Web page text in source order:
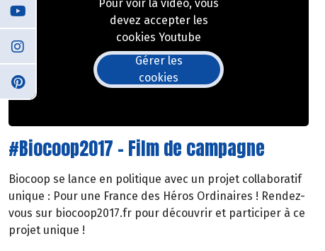
Pour voir la vidéo, vous
devez accepter les
cookies Youtube
Gérer les
cookies
#Biocoop2017 - Film de campagne
Biocoop se lance en politique avec un projet collaboratif
unique : Pour une France des Héros Ordinaires ! Rendez-
vous sur biocoop2017.fr pour découvrir et participer à ce
projet unique !